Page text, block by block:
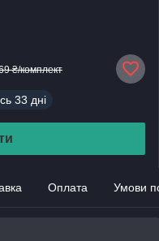
₴/комплект
33 дні
Оплата Умови